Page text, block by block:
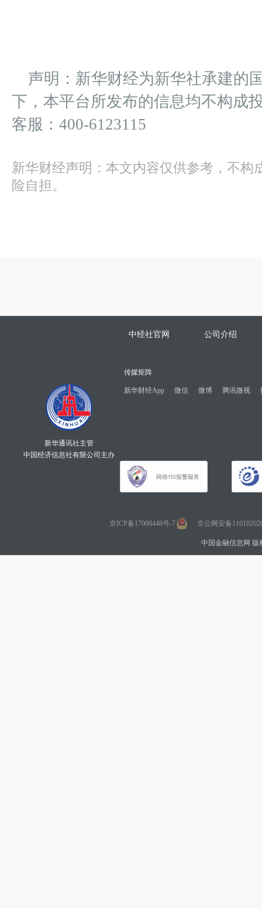
声明：新华财经为新华社承建的
下，本平台所发布的信息均不构成
客服：400-6123115
新华财经声明：本文内容仅供参考，不构
险自担。
中经社官网 公司介绍
新华通讯社主管
中国经济信息社有限公司主办
传媒矩阵
新华财经App 微信 微博 腾讯微视
京ICP备17000448号-7 京公网安备
中国金融信息网 版